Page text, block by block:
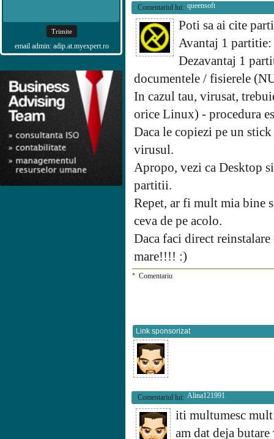
email admin: adip.at.myexpert.ro
Comentariul lui: queensoft
Poti sa ai cite
Avantaj 1
Dezavantaj 1
documentele / fisierele
In cazul tau, virusat,
orice Linux) - procedura
Daca le copiezi pe un
virusul.
Apropo, vezi ca Desktop
partitii.
Repet, ar fi mult mia bine
ceva de pe acolo.
Daca faci direct reinstalare
mare!!!! :)
* Comentariu
Link sponsorizat
Comentariul lui: Alina121991
iti multumesc
am dat deja